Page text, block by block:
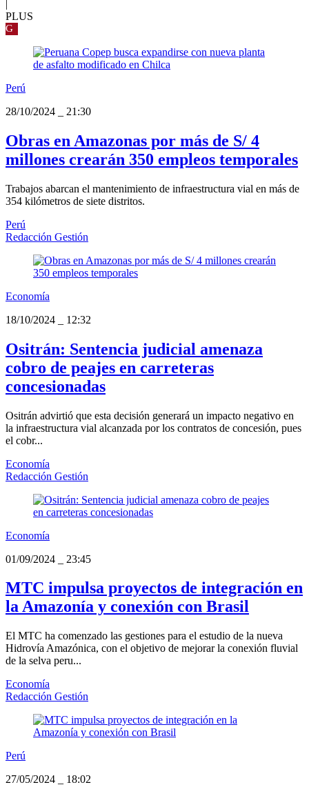
PLUS
G
Perú
28/10/2024
21:30
Obras en Amazonas por más de S/ 4
millones crearán 350 empleos temporales
Trabajos abarcan el mantenimiento de infraestructura vial en más de
354 kilómetros de siete distritos.
Perú
Redacción Gestión
Economía
18/10/2024
12:32
Ositrán: Sentencia judicial amenaza
cobro de peajes en carreteras
concesionadas
Ositrán advirtió que esta decisión generará un impacto negativo en
la infraestructura vial alcanzada por los contratos de concesión, pues
el cobr...
Economía
Redacción Gestión
Economía
01/09/2024
23:45
MTC impulsa proyectos de integración en
la Amazonía y conexión con Brasil
El MTC ha comenzado las gestiones para el estudio de la nueva
Hidrovía Amazónica, con el objetivo de mejorar la conexión fluvial
de la selva peru...
Economía
Redacción Gestión
Perú
27/05/2024
18:02